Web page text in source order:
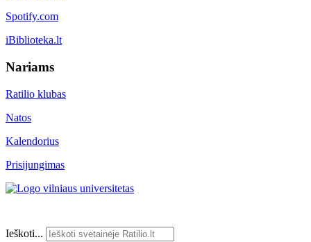
Spotify.com
iBiblioteka.lt
Nariams
Ratilio klubas
Natos
Kalendorius
Prisijungimas
Ieškoti...